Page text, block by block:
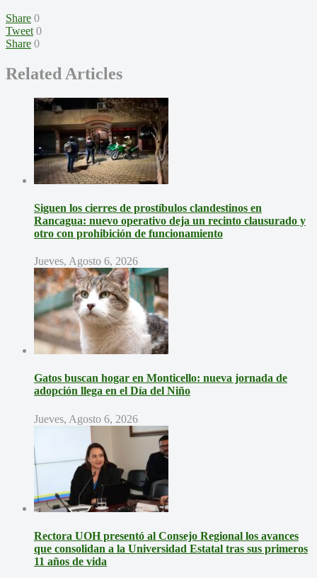
Share 0
Tweet 0
Share 0
Related Articles
Siguen los cierres de prostíbulos clandestinos en
Rancagua: nuevo operativo deja un recinto clausurado y
otro con prohibición de funcionamiento
Jueves, Agosto 6, 2026
Gatos buscan hogar en Monticello: nueva jornada de
adopción llega en el Día del Niño
Jueves, Agosto 6, 2026
Rectora UOH presentó al Consejo Regional los avances
que consolidan a la Universidad Estatal tras sus primeros
11 años de vida